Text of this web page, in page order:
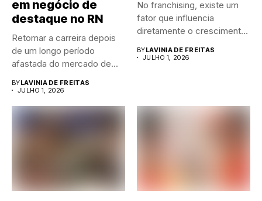
em negócio de
destaque no RN
Retomar a carreira depois
de um longo período
afastada do mercado de...
BYLAVINIA DE FREITAS
JULHO 1, 2026
No franchising, existe um
fator que influencia
diretamente o crescimento
BYLAVINIA DE FREITAS
JULHO 1, 2026